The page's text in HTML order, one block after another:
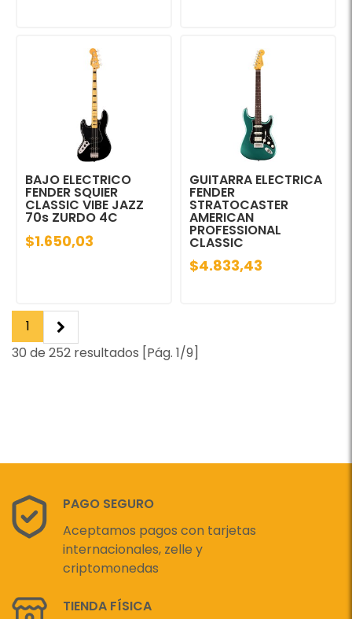
BAJO ELECTRICO
FENDER SQUIER
CLASSIC VIBE JAZZ
70s ZURDO 4C
$1.650,03
GUITARRA ELECTRICA
FENDER
STRATOCASTER
AMERICAN
PROFESSIONAL
CLASSIC
$4.833,43
1
30 de 252 resultados [Pág. 1/9]
PAGO SEGURO
Aceptamos pagos con tarjetas
internacionales, zelle y
criptomonedas
TIENDA FÍSICA